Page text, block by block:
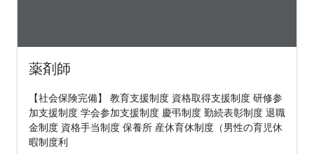
薬剤師
【社会保険完備】 教育支援制度 資格取得支援制度 研修参
加支援制度 学会参加支援制度 慶弔制度 勤続表彰制度 退職
金制度 資格手当制度 保養所 産休育休制度（男性の育児休
暇制度利